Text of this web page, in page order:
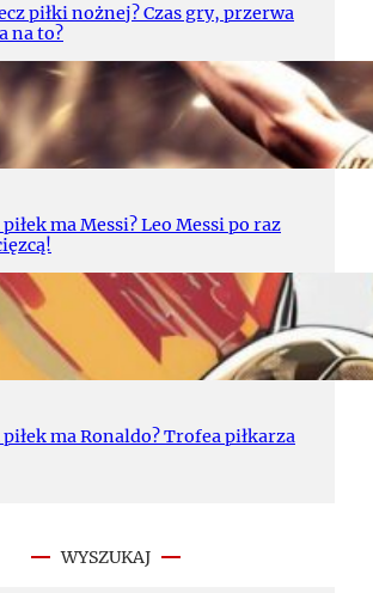
piłki nożnej? Czas gry, przerwa
na to?
ma Messi? Leo Messi po raz
ma Ronaldo? Trofea piłkarza
WYSZUKAJ